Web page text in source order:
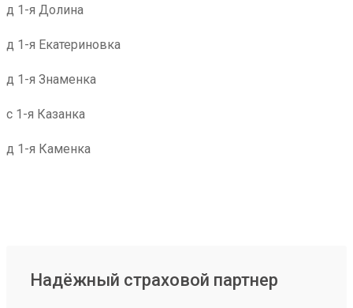
д 1-я Долина
д 1-я Екатериновка
д 1-я Знаменка
с 1-я Казанка
д 1-я Каменка
Надёжный страховой партнер